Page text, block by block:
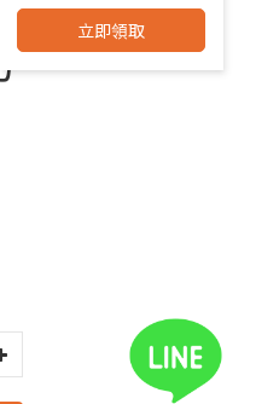
立即領取